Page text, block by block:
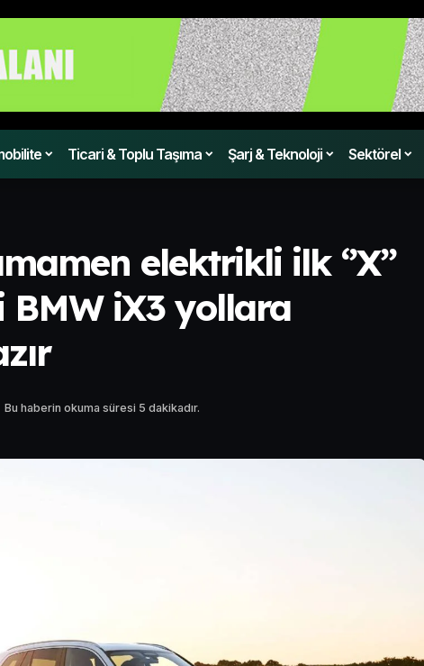
Ticari & Toplu Taşıma Şarj & Teknoloji Sektörel
elektrikli ilk ‘’X’’
BMW iX3 yollara
Bu haberin okuma süresi 5 dakikadır.